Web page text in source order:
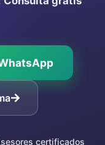
certificados